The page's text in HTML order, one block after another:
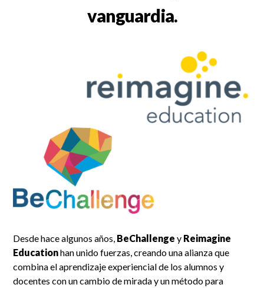
vanguardia.
Desde hace algunos años, BeChallenge y Reimagine
Educationhan unido fuerzas, creando una alianza que
combina el aprendizaje experiencial de los alumnos y
docentes con un cambio de mirada y un método para